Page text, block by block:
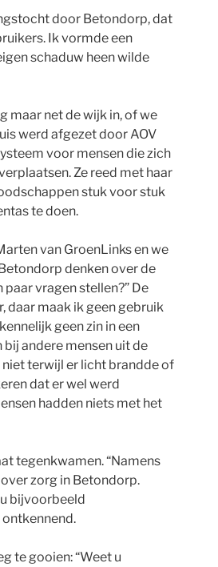
door Betondorp, dat
Ik vormde een
schaduw heen wilde
maar net de wijk in, of we
werd afgezet door AOV
voor mensen die zich
Ze reed met haar
stuk voor stuk
te doen.
van GroenLinks en we
denken over de
vragen stellen?” De
daar maak ik geen gebruik
geen zin in een
andere mensen uit de
terwijl er licht brandde of
dat er wel werd
hadden niets met het
tegenkwamen. “Namens
zorg in Betondorp.
bijvoorbeeld
te gooien: “Weet u